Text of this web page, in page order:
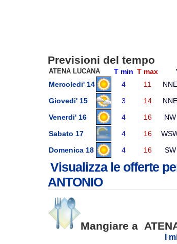
Previsioni del tempo
ATENA LUCANA T min T max
Mercoledi' 14
4 11 NNE
Giovedi' 15
3 14 NNE
Venerdi' 16
4 16 NW
Sabato 17
4 16
Domenica 18
4 16 SW
Visualizza le offerte
ANTONIO
Mangiare a
I